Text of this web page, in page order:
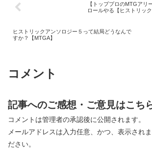
【トッププロのMTGアリ
ロールやる【ヒストリック
ヒストリックアンソロジー５って結局どうなんで
すか？【MTGA】
コメント
記事へのご感想・ご意見はこち
コメントは管理者の承認後に公開されます。
メールアドレスは入力任意、かつ、表示され
ださい。